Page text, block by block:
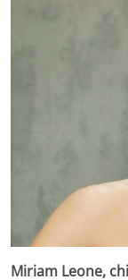
Miriam Leone,